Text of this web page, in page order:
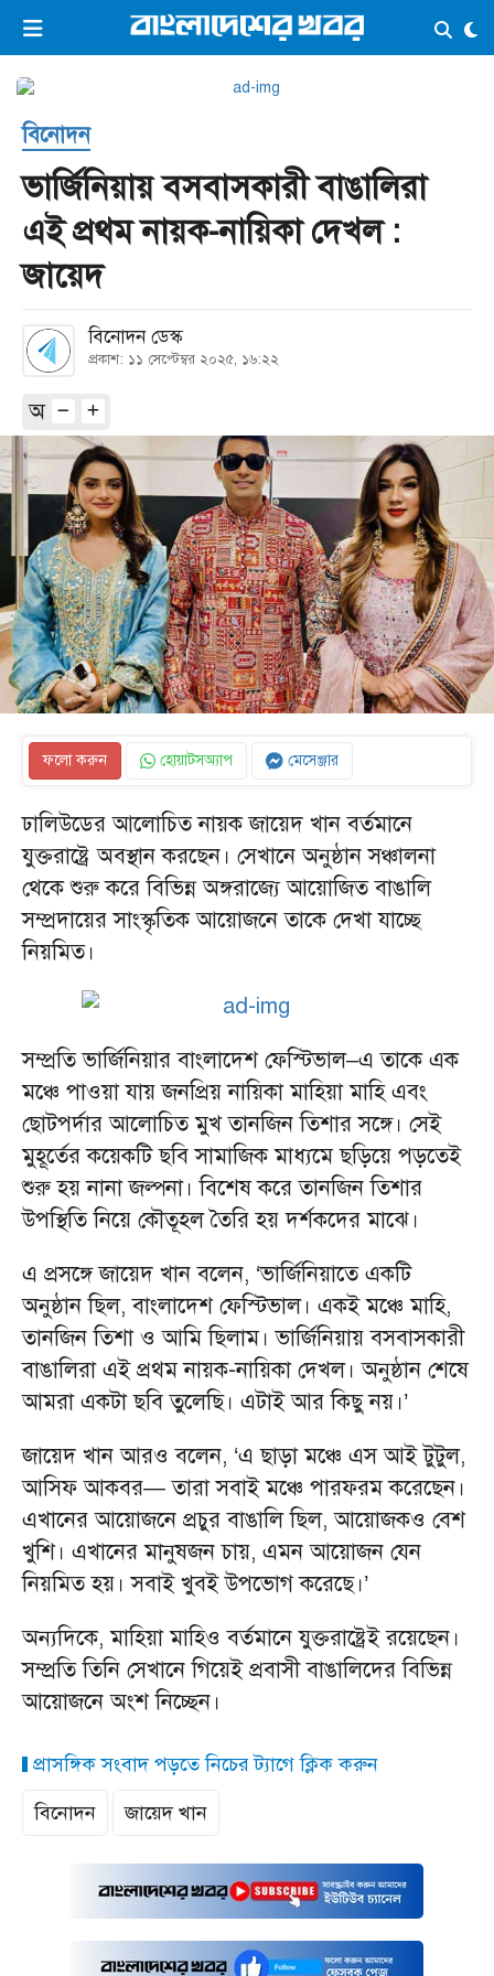
ভিডিও ই-পেপার লগইন ×
প্রচ্ছদ
সর্বশেষ
সব বিভাগ
কনভার্টার
বিনোদন
ভার্জিনিয়ায় বসবাসকারী বাঙালিরা
এই প্রথম নায়ক-নায়িকা দেখল :
জায়েদ
বিনোদন ডেস্ক
প্রকাশ: ১১ সেপ্টেম্বর ২০২৫, ১৬:২২
অ
ফলো করুন হোয়াটসঅ্যাপ মেসেঞ্জার
ঢালিউডের আলোচিত নায়ক জায়েদ খান বর্তমানে
যুক্তরাষ্ট্রে অবস্থান করছেন। সেখানে অনুষ্ঠান সঞ্চালনা
থেকে শুরু করে বিভিন্ন অঙ্গরাজ্যে আয়োজিত বাঙালি
সম্প্রদায়ের সাংস্কৃতিক আয়োজনে তাকে দেখা যাচ্ছে
নিয়মিত।
সম্প্রতি ভার্জিনিয়ার বাংলাদেশ ফেস্টিভাল–এ তাকে এক
মঞ্চে পাওয়া যায় জনপ্রিয় নায়িকা মাহিয়া মাহি এবং
ছোটপর্দার আলোচিত মুখ তানজিন তিশার সঙ্গে। সেই
মুহূর্তের কয়েকটি ছবি সামাজিক মাধ্যমে ছড়িয়ে পড়তেই
শুরু হয় নানা জল্পনা। বিশেষ করে তানজিন তিশার
উপস্থিতি নিয়ে কৌতূহল তৈরি হয় দর্শকদের মাঝে।
এ প্রসঙ্গে জায়েদ খান বলেন, ‘ভার্জিনিয়াতে একটি
অনুষ্ঠান ছিল, বাংলাদেশ ফেস্টিভাল। একই মঞ্চে মাহি,
তানজিন তিশা ও আমি ছিলাম। ভার্জিনিয়ায় বসবাসকারী
বাঙালিরা এই প্রথম নায়ক-নায়িকা দেখল। অনুষ্ঠান শেষে
আমরা একটা ছবি তুলেছি। এটাই আর কিছু নয়।’
জায়েদ খান আরও বলেন, ‘এ ছাড়া মঞ্চে এস আই টুটুল,
আসিফ আকবর— তারা সবাই মঞ্চে পারফরম করেছেন।
এখানের আয়োজনে প্রচুর বাঙালি ছিল, আয়োজকও বেশ
খুশি। এখানের মানুষজন চায়, এমন আয়োজন যেন
নিয়মিত হয়। সবাই খুবই উপভোগ করেছে।’
অন্যদিকে, মাহিয়া মাহিও বর্তমানে যুক্তরাষ্ট্রেই রয়েছেন।
সম্প্রতি তিনি সেখানে গিয়েই প্রবাসী বাঙালিদের বিভিন্ন
আয়োজনে অংশ নিচ্ছেন।
প্রাসঙ্গিক সংবাদ পড়তে নিচের ট্যাগে ক্লিক করুন
বিনোদন
জায়েদ খান